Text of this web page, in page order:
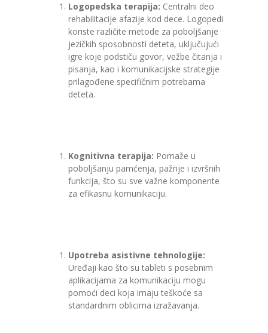
Logopedska terapija: Centralni deo
rehabilitacije afazije kod dece. Logopedi
koriste različite metode za poboljšanje
jezičkih sposobnosti deteta, uključujući
igre koje podstiču govor, vežbe čitanja i
pisanja, kao i komunikacijske strategije
prilagođene specifičnim potrebama
deteta.
Kognitivna terapija: Pomaže u
poboljšanju pamćenja, pažnje i izvršnih
funkcija, što su sve važne komponente
za efikasnu komunikaciju.
Upotreba asistivne tehnologije:
Uređaji kao što su tableti s posebnim
aplikacijama za komunikaciju mogu
pomoći deci koja imaju teškoće sa
standardnim oblicima izražavanja.